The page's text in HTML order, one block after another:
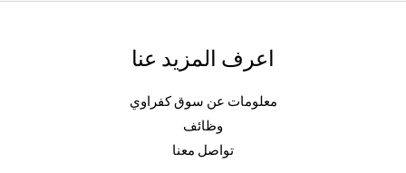
اعرف المزيد عنا
معلومات عن سوق كفراوي
وظائف
تواصل معنا